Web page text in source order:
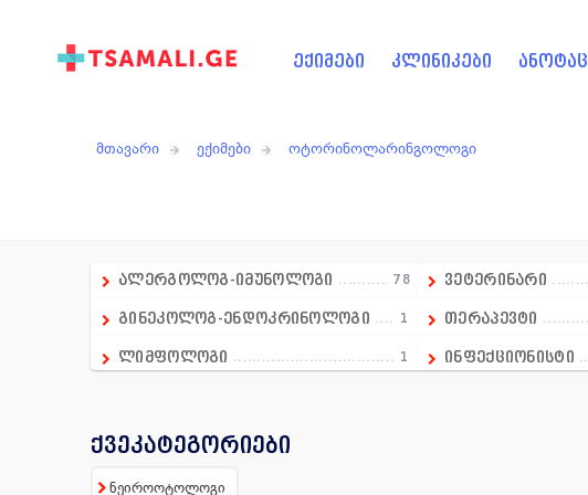
ექიმები კლინიკები
მთავარი ექიმები ოტორინოლარინგოლოგი
ალერგოლოგ-იმუნოლოგი 78
გინეკოლოგ-ენდოკრინოლოგი 1
ლიმფოლოგი 1
ანდროლოგი
ვეტერინარი
თერაპევტი
ინფექციონისტი
ქვეკატეგორიები
ნეიროოტოლოგი